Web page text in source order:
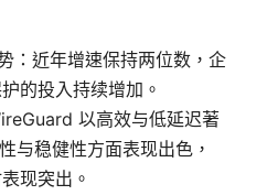
：近年增速保持两位数，企
的投入持续增加。
以高效与低延迟著
与稳健性方面表现出色，
现突出。